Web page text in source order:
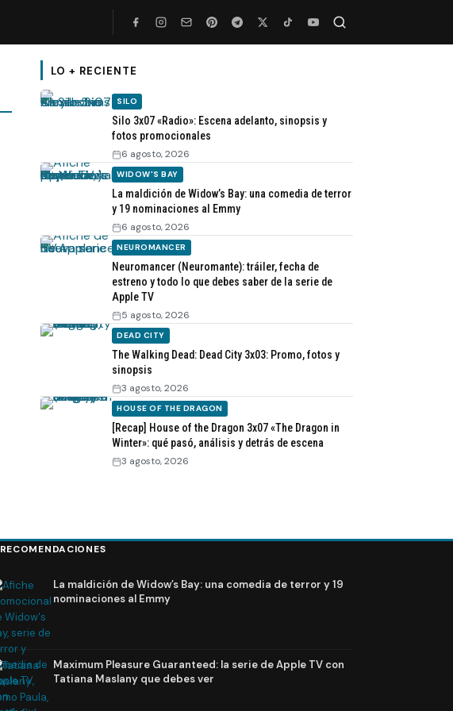
LO + RECIENTE
SILO
Silo 3x07 «Radio»: Escena adelanto, sinopsis y
fotos promocionales
6 agosto, 2026
WIDOW'S BAY
La maldición de Widow’s Bay: una comedia de terror
y 19 nominaciones al Emmy
6 agosto, 2026
NEUROMANCER
Neuromancer (Neuromante): tráiler, fecha de
estreno y todo lo que debes saber de la serie de
Apple TV
5 agosto, 2026
DEAD CITY
The Walking Dead: Dead City 3x03: Promo, fotos y
sinopsis
3 agosto, 2026
HOUSE OF THE DRAGON
[Recap] House of the Dragon 3x07 «The Dragon in
Winter»: qué pasó, análisis y detrás de escena
3 agosto, 2026
RECOMENDACIONES
La maldición de Widow’s Bay: una comedia de terror y 19
nominaciones al Emmy
Maximum Pleasure Guaranteed: la serie de Apple TV con
Tatiana Maslany que debes ver